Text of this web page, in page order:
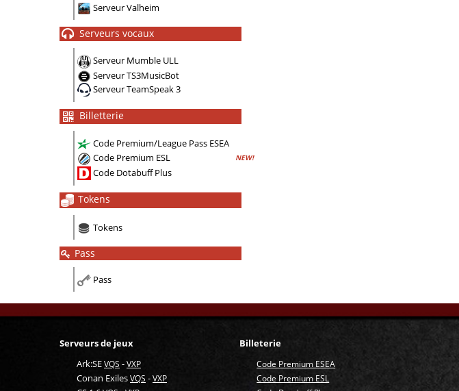
Serveur Valheim
Serveurs vocaux
Serveur Mumble ULL
Serveur TS3MusicBot
Serveur TeamSpeak 3
Billetterie
Code Premium/League Pass ESEA
Code Premium ESL
NEW!
Code Dotabuff Plus
Tokens
Tokens
Pass
Pass
Serveurs de jeux
Ark:SEVQS -VXP
Conan ExilesVQS -VXP
Billeterie
Code Premium ESEA
Code Premium ESL